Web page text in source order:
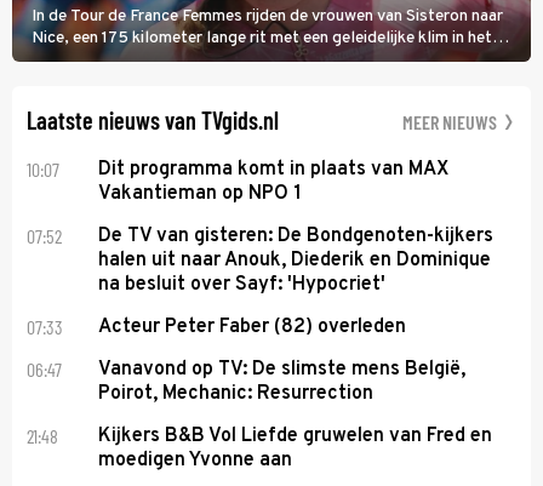
In de Tour de France Femmes rijden de vrouwen van Sisteron naar
Nice, een 175 kilometer lange rit met een geleidelijke klim in het
midden. Dat is mogelijk niet de zwaarste hindernis, dat is de
Laatste nieuws van TVgids.nl MEER NIEUWS
10:07
Dit programma komt in plaats van MAX
Vakantieman op NPO 1
07:52
De TV van gisteren: De Bondgenoten-kijkers
halen uit naar Anouk, Diederik en Dominique
na besluit over Sayf: 'Hypocriet'
07:33 Acteur Peter Faber (82) overleden
06:47
Vanavond op TV: De slimste mens België,
Poirot, Mechanic: Resurrection
21:48
Kijkers B&B Vol Liefde gruwelen van Fred en
moedigen Yvonne aan